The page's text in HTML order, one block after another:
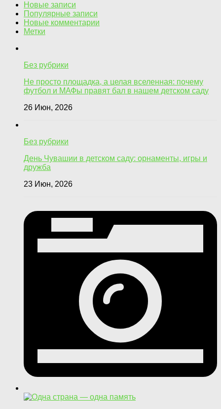
Новые записи
Популярные записи
Новые комментарии
Метки
Без рубрики
Не просто площадка, а целая вселенная: почему
футбол и МАФы правят бал в нашем детском саду
26 Июн, 2026
Без рубрики
День Чувашии в детском саду: орнаменты, игры и
дружба
23 Июн, 2026